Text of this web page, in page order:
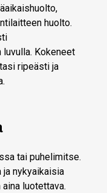
huolto.
Kokeneet
ripeästi ja
tai puhelimitse.
ja nykyaikaisia
luotettava.